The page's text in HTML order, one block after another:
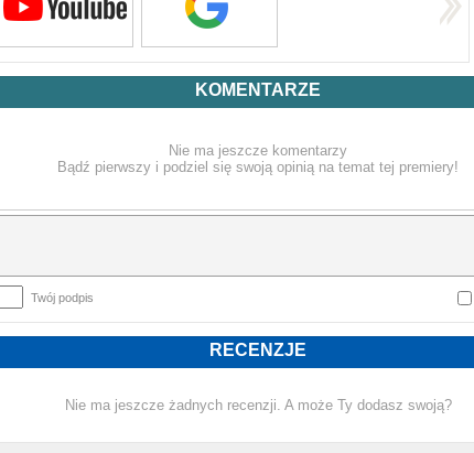
KOMENTARZE
Nie ma jeszcze komentarzy
Bądź pierwszy i podziel się swoją opinią na temat tej premiery!
Twój podpis
RECENZJE
Nie ma jeszcze żadnych recenzji. A może Ty dodasz swoją?